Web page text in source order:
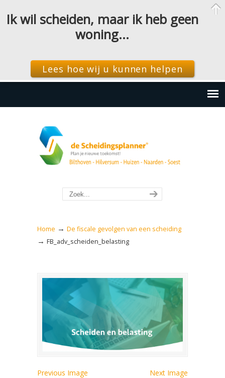
Home → De fiscale gevolgen van een scheiding
→ FB_adv_scheiden_belasting
Previous Image Next Image
Ik wil scheiden, maar ik heb geen
woning…
Lees hoe wij u kunnen helpen